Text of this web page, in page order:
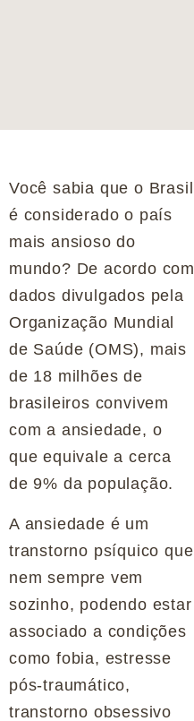
Você sabia que o Brasil
é considerado o país
mais ansioso do
mundo? De acordo com
dados divulgados pela
Organização Mundial
de Saúde (OMS), mais
de 18 milhões de
brasileiros convivem
com a ansiedade, o
que equivale a cerca
de 9% da população.
A ansiedade é um
transtorno psíquico que
nem sempre vem
sozinho, podendo estar
associado a condições
como fobia, estresse
pós-traumático,
transtorno obsessivo